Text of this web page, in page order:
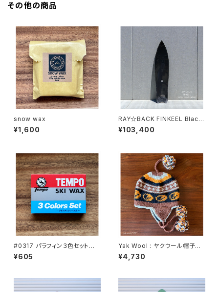
その他の商品
snow wax
¥1,600
RAY☆BACK FINKEEL Black
: フィンキール ウッド＋カーボ
ンモデル
¥103,400
#0317 パラフィン３色セット
かわらぬ定番７０年
¥605
Yak Wool : ヤクウール帽子
#71211
¥4,730